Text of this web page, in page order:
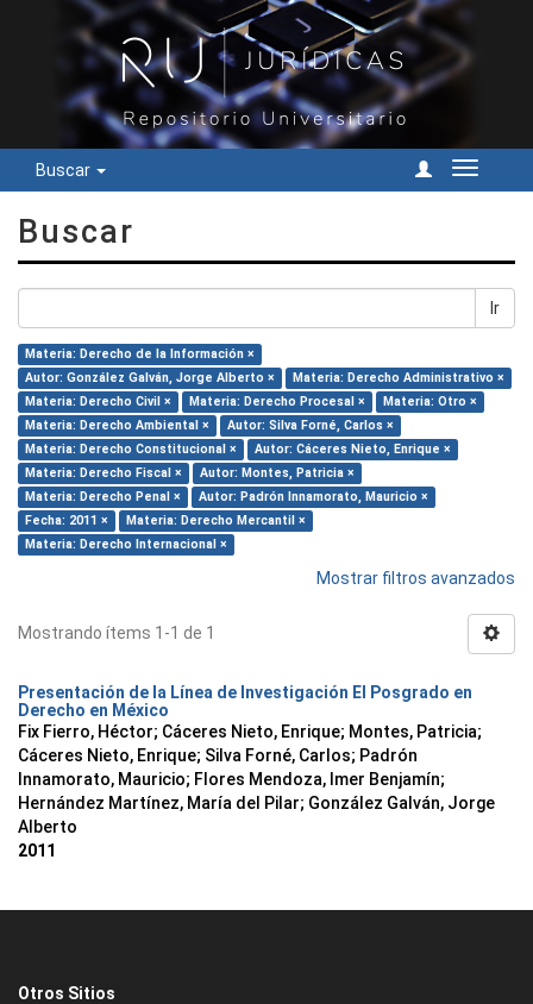
Buscar
Cambiar
Buscar
Ir
Materia: Derecho de la Información ×
Autor: González Galván, Jorge Alberto ×
Materia: Derecho Administrativo ×
Materia: Derecho Civil ×
Materia: Derecho Procesal ×
Materia: Otro ×
Materia: Derecho Ambiental ×
Autor: Silva Forné, Carlos ×
Materia: Derecho Constitucional ×
Autor: Cáceres Nieto, Enrique ×
Materia: Derecho Fiscal ×
Autor: Montes, Patricia ×
Materia: Derecho Penal ×
Autor: Padrón Innamorato, Mauricio ×
Fecha: 2011 ×
Materia: Derecho Mercantil ×
Materia: Derecho Internacional ×
Mostrar filtros avanzados
Mostrando ítems 1-1 de 1
Presentación de la Línea de Investigación El Posgrado en
Derecho en México
Fix Fierro, Héctor; Cáceres Nieto, Enrique; Montes, Patricia;
Cáceres Nieto, Enrique; Silva Forné, Carlos; Padrón
Innamorato, Mauricio; Flores Mendoza, Imer Benjamín;
Hernández Martínez, María del Pilar; González Galván, Jorge
Alberto
2011
Otros Sitios